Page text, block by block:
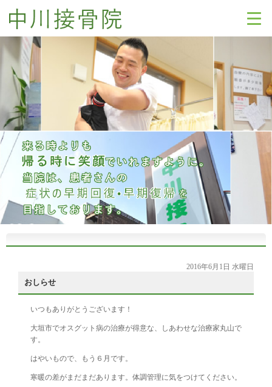
2016年6月1日 水曜日
おしらせ
いつもありがとうございます！
大垣市でオスグット病の治療が得意な、しあわせな治療家丸山で
す。
はやいもので、もう６月です。
寒暖の差がまだまだあります。体調管理に気をつけてください。